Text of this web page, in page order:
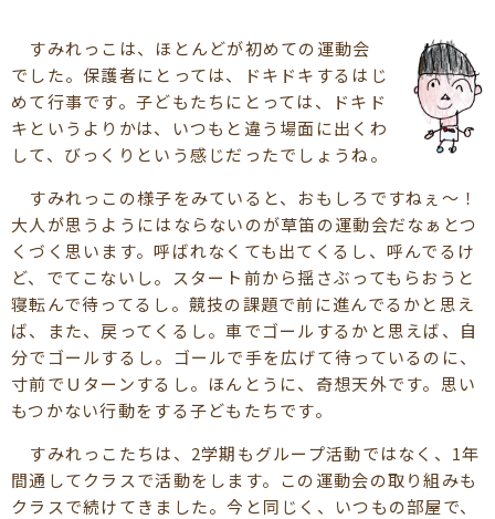
すみれっこは、ほとんどが初めての運動会
でした。保護者にとっては、ドキドキするはじ
めて行事です。子どもたちにとっては、ドキド
キというよりかは、いつもと違う場面に出くわ
して、びっくりという感じだったでしょうね。
すみれっこの様子をみていると、おもしろですねぇ～！
大人が思うようにはならないのが草笛の運動会だなぁとつ
くづく思います。呼ばれなくても出てくるし、呼んでるけ
ど、でてこないし。スタート前から揺さぶってもらおうと
寝転んで待ってるし。競技の課題で前に進んでるかと思え
ば、また、戻ってくるし。車でゴールするかと思えば、自
分でゴールするし。ゴールで手を広げて待っているのに、
寸前でＵターンするし。ほんとうに、奇想天外です。思い
もつかない行動をする子どもたちです。
すみれっこたちは、2学期もグループ活動ではなく、1年
間通してクラスで活動をします。この運動会の取り組みも
クラスで続けてきました。今と同じく、いつもの部屋で、